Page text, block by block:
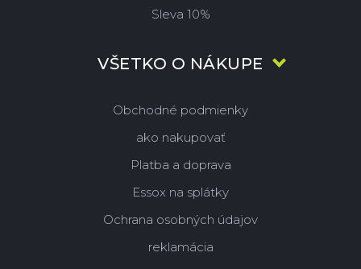
Sleva 10%
VŠETKO O NÁKUPE
Obchodné podmienky
ako nakupovať
Platba a doprava
Essox na splátky
Ochrana osobných údajov
reklamácia